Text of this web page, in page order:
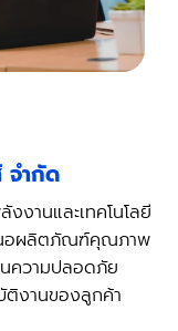
จำกัด
งานและเทคโนโลยี
นอผลิตภัณฑ์คุณภาพ
ความปลอดภัย
ติงานของลูกค้า